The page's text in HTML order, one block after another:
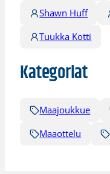
Shawn Huff
Tuukka Kotti
Kategoriat
Maajoukkue
Maaottelu